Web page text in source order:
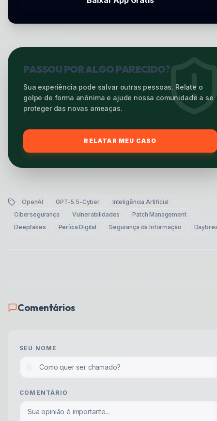
PASSOU POR ALGO PARECIDO?
Sua experiência pode salvar outras pessoas. Relate o
golpe de forma anônima e ajude nossa comunidade a se
proteger das novas ameaças.
RELATAR MEU CASO
OpenAI GPT-5.5-Cyber
Inteligência Artificial
Cibersegurança
Vulnerabilidades
Patch Management
Deepfakes
Perícia Digital Segurança da Informação
Comentários
SEU NOME
COMENTÁRIO